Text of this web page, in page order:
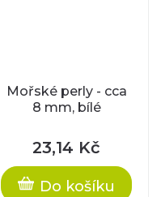
Mořské perly - cca
8 mm, bílé
23,14 Kč
Do košíku